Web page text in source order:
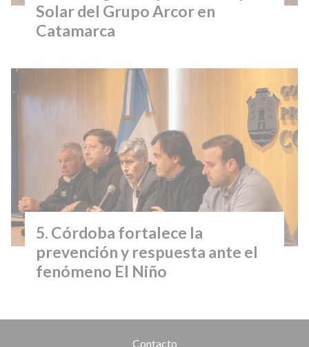
Solar del Grupo Arcor en
Catamarca
Córdoba fortalece la
prevención y respuesta ante el
fenómeno El Niño
Contacto